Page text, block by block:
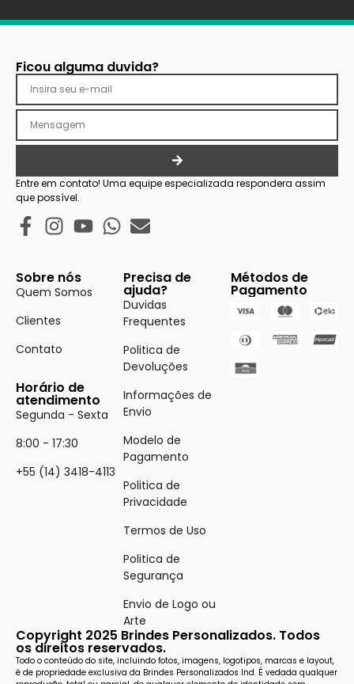
Ficou alguma duvida?
Entre em contato! Uma equipe especializada respondera assim
que possível.
Sobre nós
Quem Somos
Clientes
Contato
Horário de
atendimento
Segunda - Sexta
8:00 - 17:30
+55 (14) 3418-4113
Precisa de
ajuda?
Duvidas
Frequentes
Politica de
Devoluções
Informações de
Envio
Modelo de
Pagamento
Politica de
Privacidade
Termos de Uso
Politica de
Segurança
Envio de Logo ou
Arte
Métodos de
Pagamento
Copyright 2025 Brindes Personalizados. Todos
os direitos reservados.
Todo o conteúdo do site, incluindo fotos, imagens, logotipos, marcas e layout,
é de propriedade exclusiva da Brindes Personalizados Ind. É vedada qualquer